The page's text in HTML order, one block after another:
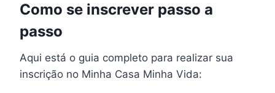
Como se inscrever passo a
passo
Aqui está o guia completo para realizar sua
inscrição no Minha Casa Minha Vida: